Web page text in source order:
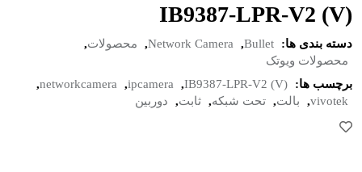
IB9387-LPR-V2 (V)
دسته بندی ها: Bullet
,
Network Camera
, محصولات,
محصولات ویوتک
برچسب ها:
IB9387-LPR-V2 (V)
,
ipcamera
,
networkcamera
,
vivotek
, بالت, تحت شبکه, ثابت, دوربین